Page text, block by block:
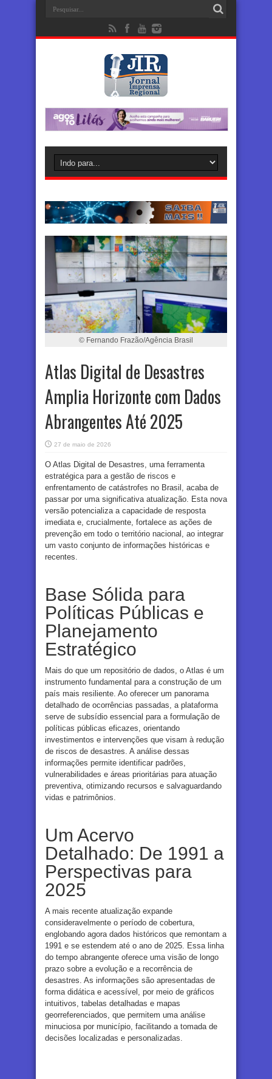
© Fernando Frazão/Agência Brasil
Atlas Digital de Desastres
Amplia Horizonte com Dados
Abrangentes Até 2025
27 de maio de 2026
O Atlas Digital de Desastres, uma ferramenta
estratégica para a gestão de riscos e
enfrentamento de catástrofes no Brasil, acaba de
passar por uma significativa atualização. Esta nova
versão potencializa a capacidade de resposta
imediata e, crucialmente, fortalece as ações de
prevenção em todo o território nacional, ao integrar
um vasto conjunto de informações históricas e
recentes.
Base Sólida para
Políticas Públicas e
Planejamento
Estratégico
Mais do que um repositório de dados, o Atlas é um
instrumento fundamental para a construção de um
país mais resiliente. Ao oferecer um panorama
detalhado de ocorrências passadas, a plataforma
serve de subsídio essencial para a formulação de
políticas públicas eficazes, orientando
investimentos e intervenções que visam à redução
de riscos de desastres. A análise dessas
informações permite identificar padrões,
vulnerabilidades e áreas prioritárias para atuação
preventiva, otimizando recursos e salvaguardando
vidas e patrimônios.
Um Acervo
Detalhado: De 1991 a
Perspectivas para
2025
A mais recente atualização expande
consideravelmente o período de cobertura,
englobando agora dados históricos que remontam a
1991 e se estendem até o ano de 2025. Essa linha
do tempo abrangente oferece uma visão de longo
prazo sobre a evolução e a recorrência de
desastres. As informações são apresentadas de
forma didática e acessível, por meio de gráficos
intuitivos, tabelas detalhadas e mapas
georreferenciados, que permitem uma análise
minuciosa por município, facilitando a tomada de
decisões localizadas e personalizadas.